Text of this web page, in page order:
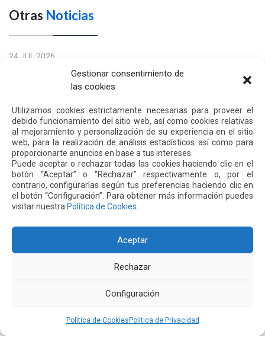
Gestionar consentimiento de
las cookies
Utilizamos cookies estrictamente necesarias para proveer el
debido funcionamiento del sitio web, así como cookies relativas
al mejoramiento y personalización de su experiencia en el sitio
web, para la realización de análisis estadísticos así como para
proporcionarte anuncios en base a tus intereses.
Puede aceptar o rechazar todas las cookies haciendo clic en el
botón “Aceptar” o “Rechazar” respectivamente o, por el
contrario, configurarlas según tus preferencias haciendo clic en
el botón “Configuración”. Para obtener más información puedes
visitar nuestra Política de Cookies
Aceptar
Rechazar
Configuración
Política de Cookies Política de Privacidad
Otras Noticias
24 JUL 2026
El aeropuerto de Quito fortalece su oferta comercial
con la ampliación de las tiendas Duty Free y la llegada
Leer más